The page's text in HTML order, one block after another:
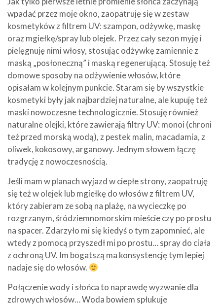
wpadać przez moje okno, zaopatruję się w zestaw
kosmetyków z filtrem UV: szampon, odżywkę, maskę
oraz mgiełkę/spray lub olejek. Przez cały sezon myję i
pielęgnuję nimi włosy, stosując odżywkę zamiennie z
maską „posłoneczną” i maską regenerującą. Stosuję też
domowe sposoby na odżywienie włosów, które
opisałam w kolejnym punkcie. Staram się by wszystkie
kosmetyki były jak najbardziej naturalne, ale kupuję też
maski nowoczesne technologicznie. Stosuję również
naturalne olejki, które zawierają filtry UV: monoi (chroni
też przed morską wodą), z pestek malin, macadamia, z
oliwek, kokosowy, arganowy. Jednym słowem łączę
tradycję z nowoczesnością.
Jeśli mam w planach wyjazd w ciepłe strony, zaopatruję
się też w olejek lub mgiełkę do włosów z filtrem UV,
który zabieram ze sobą na plażę, na wycieczkę po
rozgrzanym, śródziemnomorskim mieście czy po prostu
na spacer. Zdarzyło mi się kiedyś o tym zapomnieć, ale
wtedy z pomocą przyszedł mi po prostu… spray do ciała
z ochroną UV. Im bogatszą ma konsystencję tym lepiej
nadaje się do włosów.
Połączenie wody i słońca to naprawdę wyzwanie dla
zdrowych włosów… Woda bowiem spłukuje